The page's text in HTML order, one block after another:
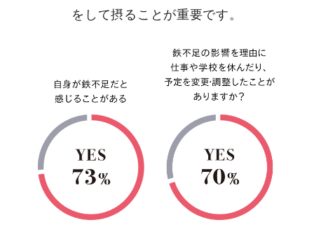
をして摂ることが重要です。